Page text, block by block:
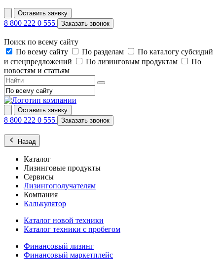
Оставить заявку
8 800 222 0 555 Заказать звонок
Поиск по всему сайту
По всему сайту
По разделам
По каталогу субсидий
и спецпредложений
По лизинговым продуктам
По
новостям и статьям
Оставить заявку
8 800 222 0 555 Заказать звонок
Назад
Каталог
Лизинговые продукты
Сервисы
Лизингополучателям
Компания
Калькулятор
Каталог новой техники
Каталог техники с пробегом
Финансовый лизинг
Финансовый маркетплейс